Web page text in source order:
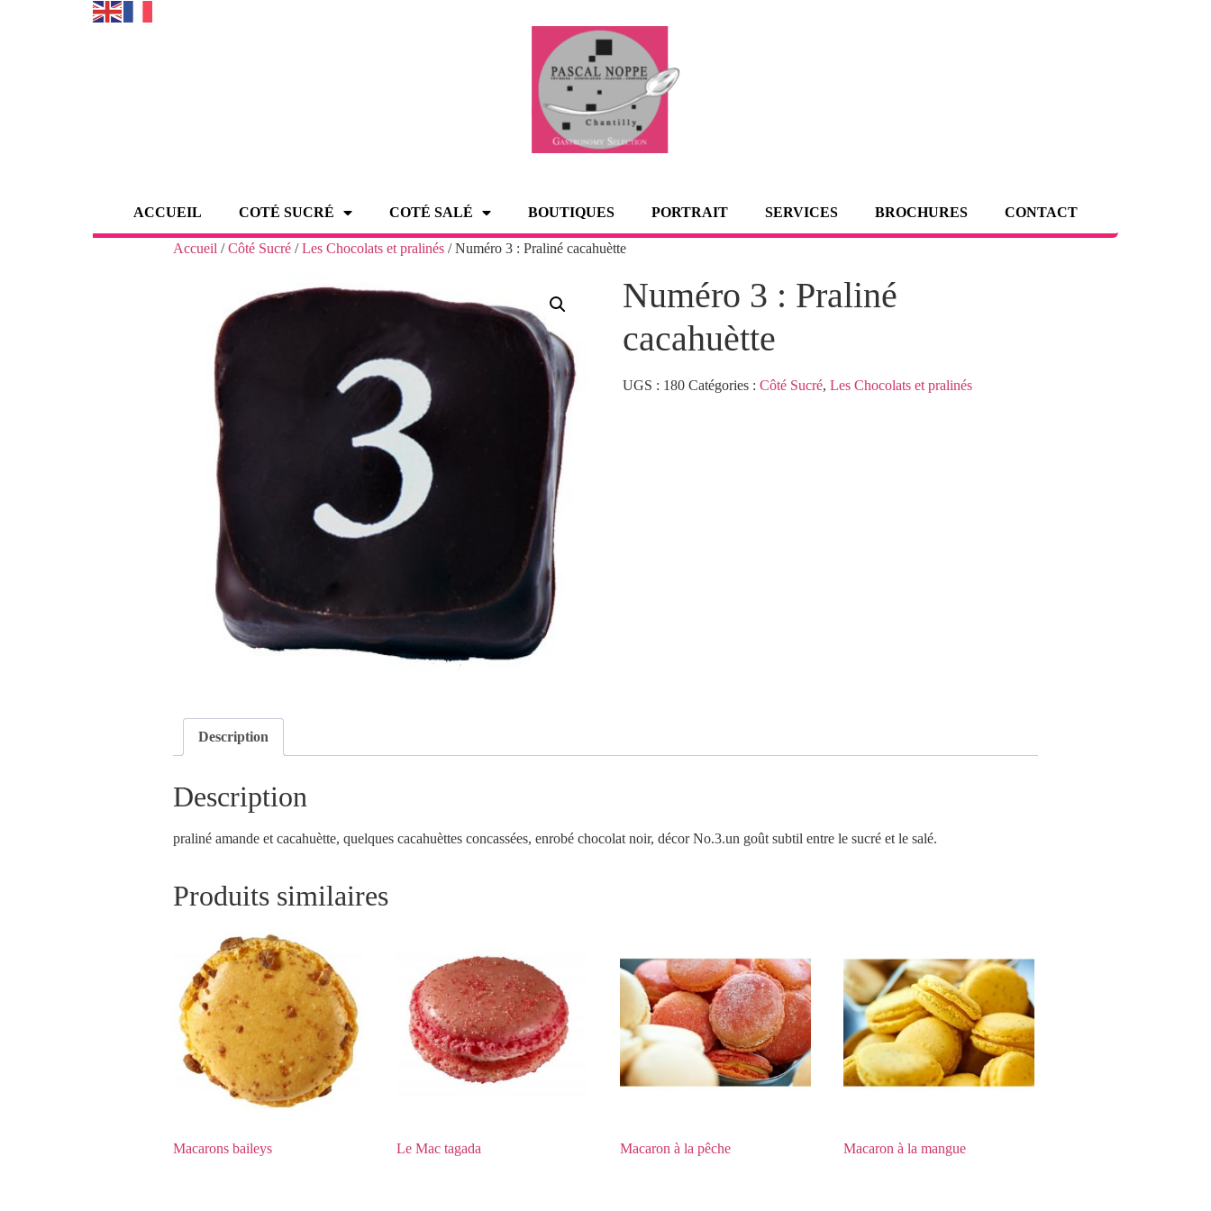
ACCUEIL COTÉ SUCRÉ COTÉ SALÉ BOUTIQUES PORTRAIT SERVICES BROCHURES CONTACT
Accueil /Côté Sucré /Les Chocolats et pralinés / Numéro 3 : Praliné cacahuètte
Numéro 3 : Praliné
cacahuètte
UGS : 180 Catégories :Côté Sucré,Les Chocolats et pralinés
Description
Description
praliné amande et cacahuètte, quelques cacahuèttes concassées, enrobé chocolat noir, décor No.3.un goût subtil entre le sucré et le salé.
Produits similaires
Macarons baileys Le Mac tagada Macaron à la pêche Macaron à la mangue